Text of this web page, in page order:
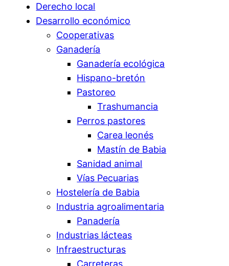
Derecho local
Desarrollo económico
Cooperativas
Ganadería
Ganadería ecológica
Hispano-bretón
Pastoreo
Trashumancia
Perros pastores
Carea leonés
Mastín de Babia
Sanidad animal
Vías Pecuarias
Hostelería de Babia
Industria agroalimentaria
Panadería
Industrias lácteas
Infraestructuras
Carreteras